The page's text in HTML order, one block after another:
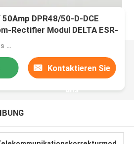
DPR48/50-D-DCE
Rectifier Modul DELTA ESR-
Preis：$138.46/pieces 1-99 pieces
Kontaktieren Sie
uns